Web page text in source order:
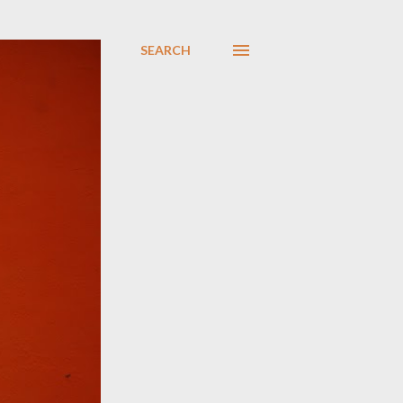
SEARCH